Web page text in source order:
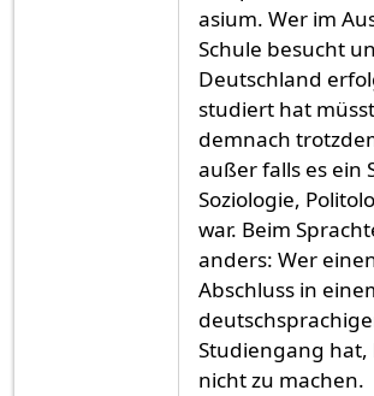
asium. Wer im
Schule besucht
Deutschland
studiert hat
demnach
außer falls es ein
Soziologie,
war. Beim
anders: Wer
Abschluss in
Studiengang
nicht zu machen.